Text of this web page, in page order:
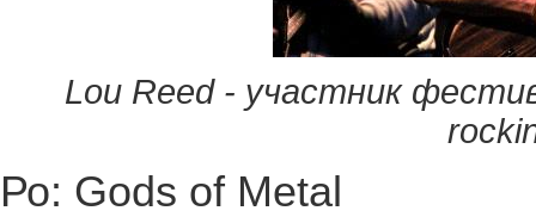
Lou Reed - участник
Ро: Gods of Metal